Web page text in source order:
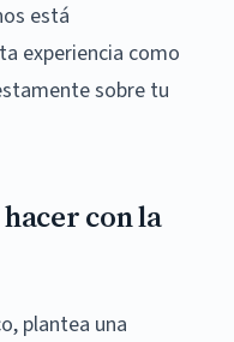
está
experiencia como
sobre tu
con la
plantea una